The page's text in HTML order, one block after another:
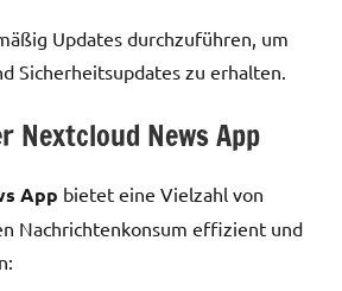
Updates durchzuführen, um
Sicherheitsupdates zu erhalten.
Nextcloud News App
App bietet eine Vielzahl von
Nachrichtenkonsum effizient und